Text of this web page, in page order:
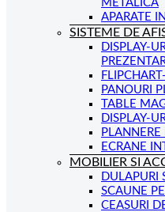
METALICA
APARATE
SISTEME DE
DISPLAY-
PANOURI
TABLE
DISPLAY-
PLANNERE
ECRANE
MOBILIER SI
DULAPURI
SCAUNE
CEASURI